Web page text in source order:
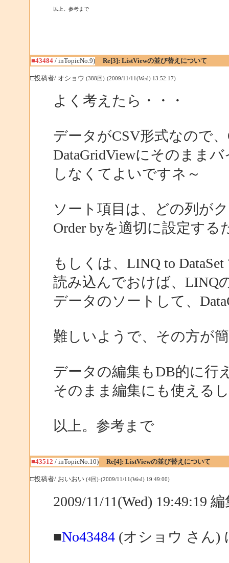
以上。参考まで
■43484/ inTopicNo.9) Re[3]: ListViewの並び替えについて
□投稿者/ オショウ (388回)-(2009/11/11(Wed) 13:52:17)
よく考えたら・・・
データがCSV形式なので
DataGridViewにそのまま
しなくてよいですネ～
ソート項目は、どの列が
Order byを適切に設定する
もしくは、LINQ to
読み込んでおけば、LINQ
データのソートして、
難しいようで、その方が
データの編集もDB的に行
そのまま編集にも使える
以上。参考まで
■43512 / inTopicNo.10) Re[4]: ListViewの並び替えについて
□投稿者/ おいおい (4回)-(2009/11/11(Wed) 19:49:00)
2009/11/11(Wed) 19:49:19
■No43484(オショウ さん)